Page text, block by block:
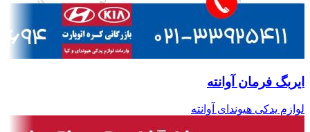
ایربگ فرمان آوانته
لوازم یدکی هیوندای آوانته